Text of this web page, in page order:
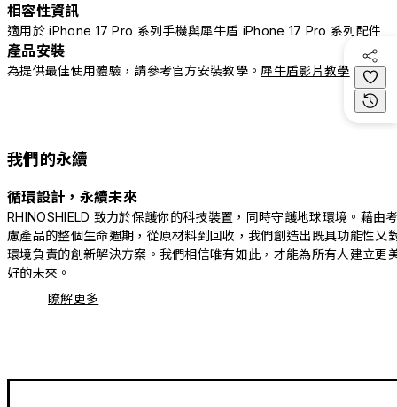
相容性資訊
適用於 iPhone 17 Pro 系列手機與犀牛盾 iPhone 17 Pro 系列配件
產品安裝
為提供最佳使用體驗，請參考官方安裝教學。 犀牛盾影片教學
我們的永續
循環設計，永續未來
RHINOSHIELD 致力於保護你的科技裝置，同時守護地球環境。藉由
慮產品的整個生命週期，從原材料到回收，我們創造出既具功能性又
環境負責的創新解決方案。我們相信唯有如此，才能為所有人建立更
好的未來。
瞭解更多